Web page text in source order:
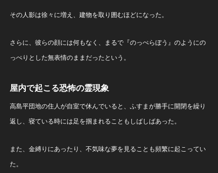
その人影は徐々に増え、建物を取り囲むほどになった。
さらに、彼らの顔には何もなく、まるで『のっぺらぼう』のようにの
っぺりとした無表情のままだったという。
屋内で起こる恐怖の霊現象
高島平団地の住人が自室で休んでいると、ふすまが勝手に開閉を繰り
返し、寝ている時には足を掴まれることもしばしばあった。
また、金縛りにあったり、不気味な夢を見ることも頻繁に起こってい
た。